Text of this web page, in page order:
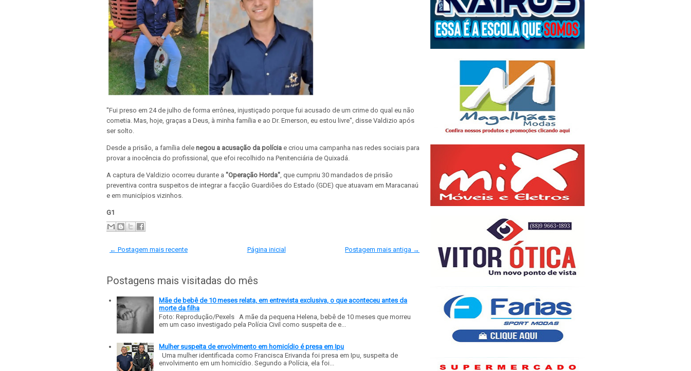
''Fui preso em 24 de julho de forma errônea, injustiçado porque fui acusado de um crime do qual eu não
cometia. Mas, hoje, graças a Deus, à minha família e ao Dr. Emerson, eu estou livre", disse Valdizio após
ser solto.
Desde a prisão, a família dele negou a acusação da polícia e criou uma campanha nas redes sociais para
provar a inocência do profissional, que efoi recolhido na Penitenciária de Quixadá.
A captura de Valdizio ocorreu durante a "Operação Horda", que cumpriu 30 mandados de prisão
preventiva contra suspeitos de integrar a facção Guardiões do Estado (GDE) que atuavam em Maracanaú
e em municípios vizinhos.
G1
← Postagem mais recente Postagem mais antiga →
Página inicial
Postagens mais visitadas do mês
Mãe de bebê de 10 meses relata, em entrevista exclusiva, o que aconteceu antes da
morte da filha
Foto: Reprodução/Pexels A mãe da pequena Helena, bebê de 10 meses que morreu
em um caso investigado pela Polícia Civil como suspeita de e...
Mulher suspeita de envolvimento em homicídio é presa em Ipu
Uma mulher identificada como Francisca Erivanda foi presa em Ipu, suspeita de
envolvimento em um homicídio. Segundo a Polícia, ela foi...